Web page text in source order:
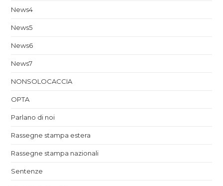
News4
News5
News6
News7
NONSOLOCACCIA
OPTA
Parlano di noi
Rassegne stampa estera
Rassegne stampa nazionali
Sentenze